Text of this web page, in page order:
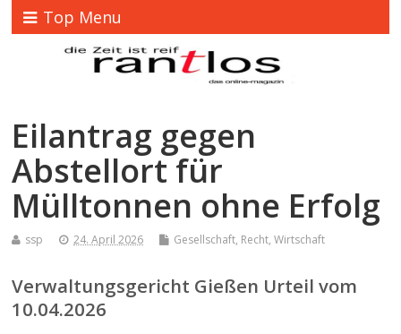
Top Menu
Eilantrag gegen
Abstellort für
Mülltonnen ohne Erfolg
ssp 24. April 2026 Gesellschaft, Recht,Wirtschaft
Verwaltungsgericht Gießen Urteil vom
10.04.2026